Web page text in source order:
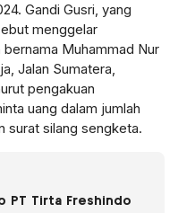
Gandi Gusri, yang
menggelar
Muhammad Nur
Jalan Sumatera,
pengakuan
uang dalam jumlah
surat silang sengketa.
PT Tirta Freshindo